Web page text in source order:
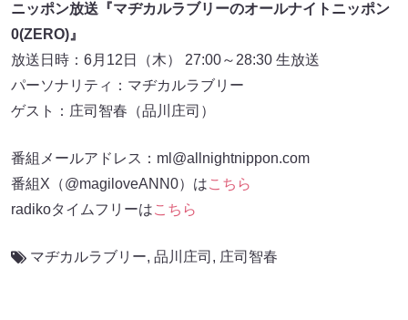
ニッポン放送『マヂカルラブリーのオールナイトニッポン
0(ZERO)』
放送日時：6月12日（木） 27:00～28:30 生放送
パーソナリティ：マヂカルラブリー
ゲスト：庄司智春（品川庄司）
番組メールアドレス：ml@allnightnippon.com
番組X（@magiloveANN0）はこちら
radikoタイムフリーはこちら
マヂカルラブリー, 品川庄司 , 庄司智春